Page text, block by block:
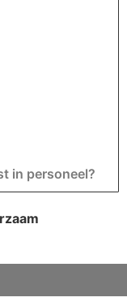
in personeel?